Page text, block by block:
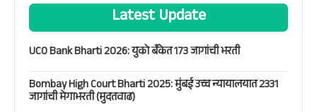
Latest Update
UCO Bank Bharti 2026: युको बँकेत 173 जागांची भरती
Bombay High Court Bharti 2025: मुंबई उच्च न्यायालयात 2331
जागांची मेगाभरती (मुदतवाढ)